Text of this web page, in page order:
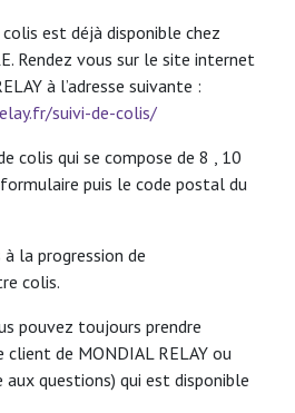
est déjà disponible chez
Rendez vous sur le site internet
à l’adresse suivante :
suivi-de-colis/
colis qui se compose de 8 , 10
puis le code postal du
la progression de
colis.
pouvez toujours prendre
de MONDIAL RELAY ou
questions) qui est disponible